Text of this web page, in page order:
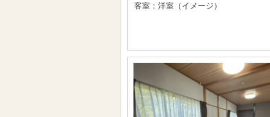
客室：洋室（イメージ）